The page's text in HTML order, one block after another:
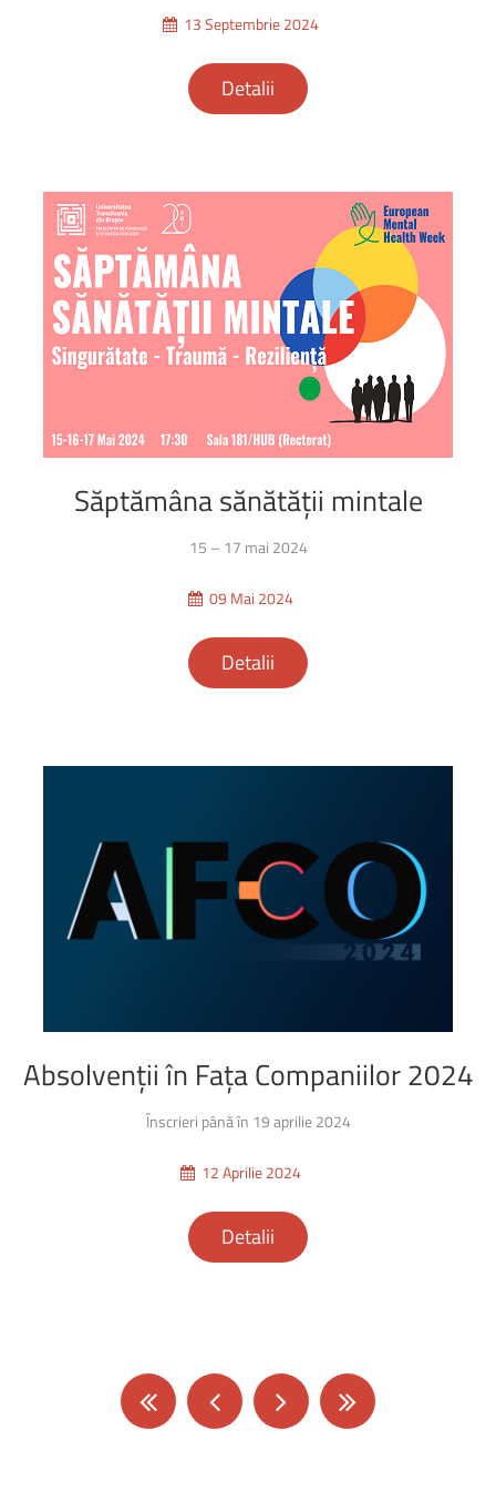
13 Septembrie 2024
Detalii
Săptămânasănătății mintale
15 – 17 mai 2024
09 Mai 2024
Detalii
Absolvențiiîn FațaCompaniilor2024
Înscrieri până în 19 aprilie 2024
12 Aprilie 2024
Detalii